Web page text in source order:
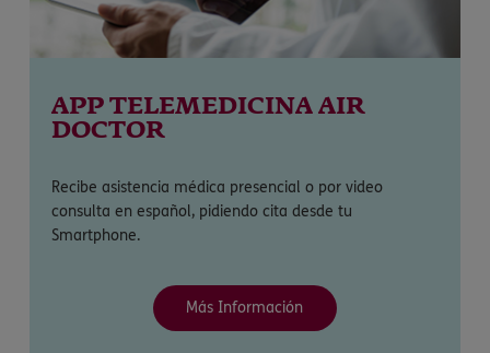
APP TELEMEDICINA AIR
DOCTOR
Recibe asistencia médica presencial o por video
consulta en español, pidiendo cita desde tu
Smartphone.
Más Información